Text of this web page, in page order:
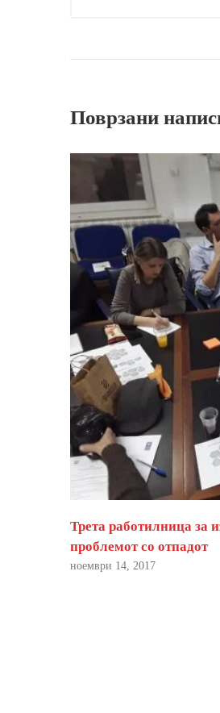
Поврзани
Трета работилница за
проблемот со отпадот
ноември 14, 2017